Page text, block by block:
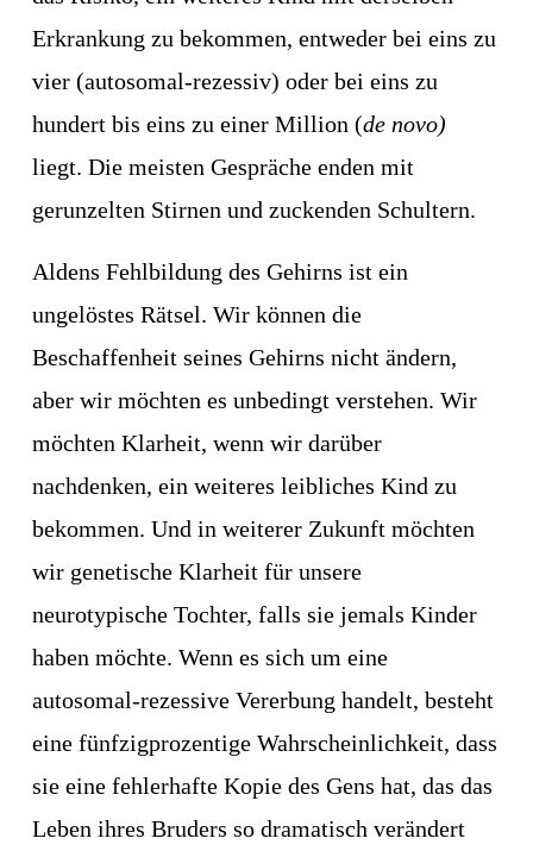
Erkrankung zu bekommen, entweder bei eins zu
vier (autosomal-rezessiv) oder bei eins zu
hundert bis eins zu einer Million (de novo)
liegt. Die meisten Gespräche enden mit
gerunzelten Stirnen und zuckenden Schultern.
Aldens Fehlbildung des Gehirns ist ein
ungelöstes Rätsel. Wir können die
Beschaffenheit seines Gehirns nicht ändern,
aber wir möchten es unbedingt verstehen. Wir
möchten Klarheit, wenn wir darüber
nachdenken, ein weiteres leibliches Kind zu
bekommen. Und in weiterer Zukunft möchten
wir genetische Klarheit für unsere
neurotypische Tochter, falls sie jemals Kinder
haben möchte. Wenn es sich um eine
autosomal-rezessive Vererbung handelt, besteht
eine fünfzigprozentige Wahrscheinlichkeit, dass
sie eine fehlerhafte Kopie des Gens hat, das das
Leben ihres Bruders so dramatisch verändert